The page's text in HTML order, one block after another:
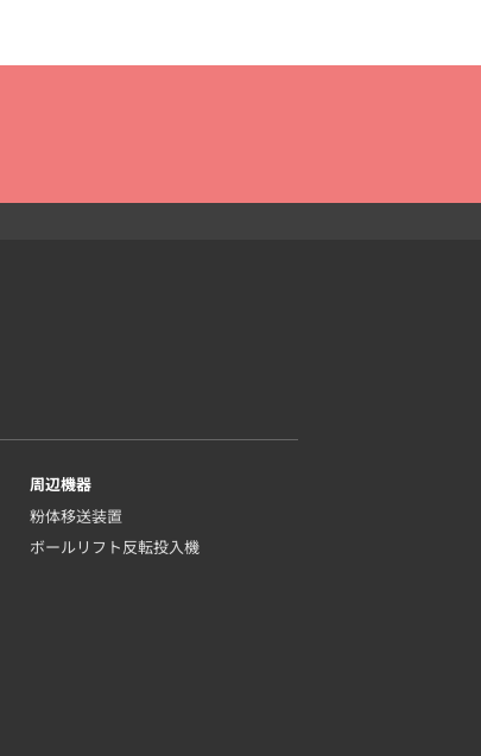
周辺機器
粉体移送装置
ボールリフト反転投入機